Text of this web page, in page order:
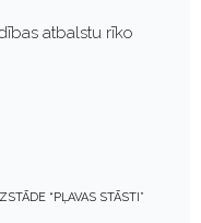
atbalstu rīko
“PĻAVAS STĀSTI”